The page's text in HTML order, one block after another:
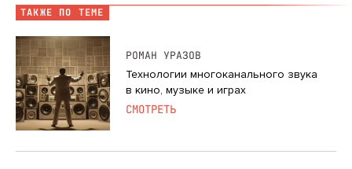
ТАКЖЕ ПО ТЕМЕ
РОМАН УРАЗОВ
Технологии многоканального звука
в кино, музыке и играх
СМОТРЕТЬ